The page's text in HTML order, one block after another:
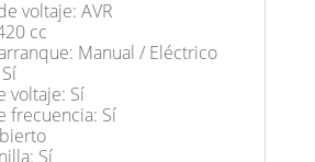
voltaje: AVR
cc
Manual / Eléctrico
voltaje: Sí
frecuencia: Sí
Sí